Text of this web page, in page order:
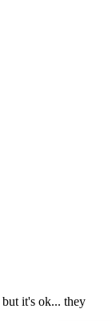
it's ok... they